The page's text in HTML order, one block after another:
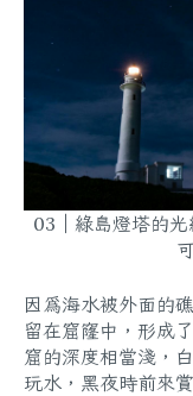
03｜綠島燈塔的
因為海水被外面的
留在窟窿中，形成
窟的深度相當淺，
玩水，黑夜時前來